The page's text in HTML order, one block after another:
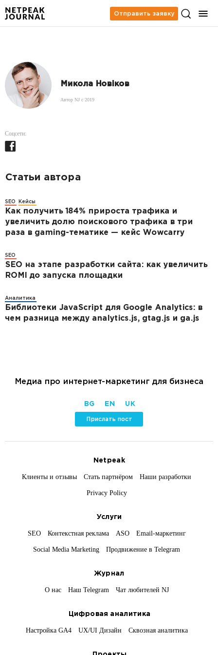
Отправить заявку
Микола Новіков
Автор NJ c 2019
Соцсети:
Статьи автора
SEO Кейсы
Как получить 184% прироста трафика и
увеличить долю поискового трафика в три
раза в gaming-тематике — кейс Wowcarry
SEO
SEO на этапе разработки сайта: как увеличить
ROMI до запуска площадки
Аналитика
Библиотеки JavaScript для Google Analytics: в
чем разница между analytics.js, gtag.js и ga.js
Медиа про интернет-маркетинг для бизнеса
BG EN UK
Прислать пост
Netpeak
Клиенты и отзывы Стать партнёром Наши разработки
Privacy Policy
Услуги
SEO Контекстная реклама ASO Email-маркетинг
Social Media Marketing Продвижение в Telegram
Журнал
О нас Наш Telegram Чат любителей NJ
Цифровая аналитика
Настройка GA4 UX/UI Дизайн Сквозная аналитика